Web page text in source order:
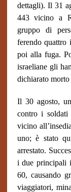
dettagli). Il 31
443 vicino a
gruppo di
ferendo quattro
poi alla fuga.
israeliane gli
dichiarato
Il 30 agosto,
contro i soldati
vicino
uno; è stato
arrestato.
i due principali
60, causando
viaggiatori,